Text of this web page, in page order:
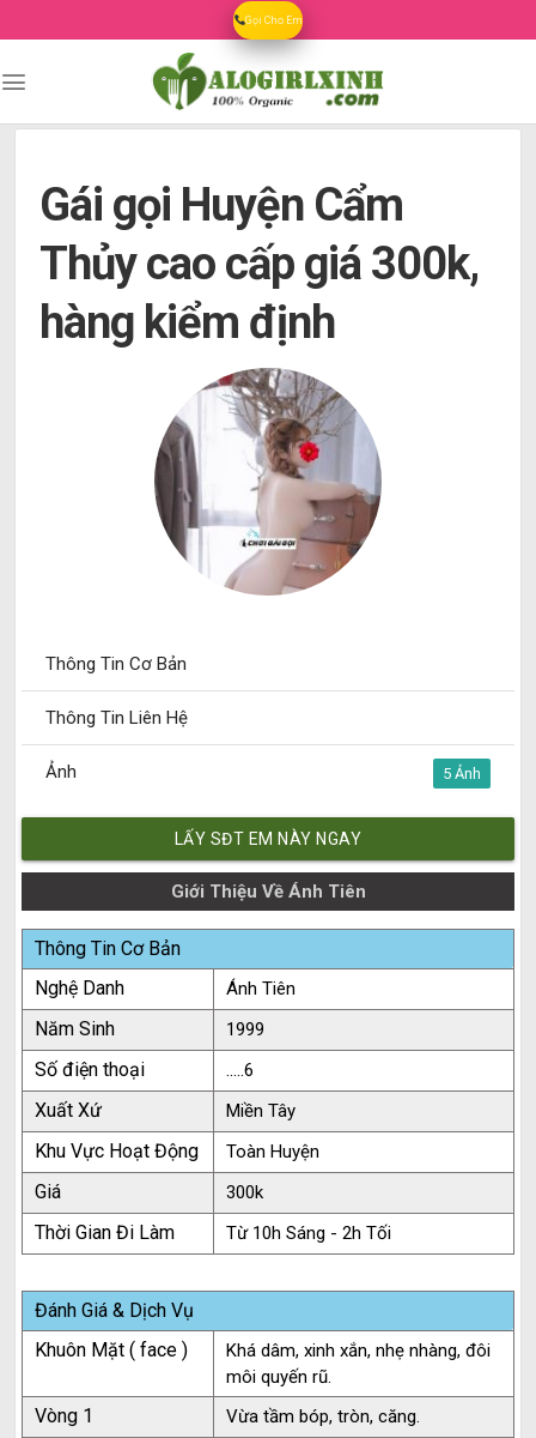
to
Gọi Cho Em
Gái gọi Huyện Cẩm
Thủy cao cấp giá 300k,
hàng kiểm định
Thông Tin Cơ Bản
Thông Tin Liên Hệ
5
Ảnh
LẤY SĐT EM NÀY NGAY
Giới Thiệu Về Ánh Tiên
Thông Tin Cơ Bản
Nghệ Danh
Ánh Tiên
Năm Sinh 1999
Số điện thoại .....6
Xuất Xứ Miền Tây
Khu Vực Hoạt Động Toàn Huyện
Giá 300k
Thời Gian Đi Làm Từ 10h Sáng - 2h Tối
Đánh Giá & Dịch Vụ
Khuôn Mặt ( face )
Khá dâm, xinh xắn, nhẹ nhàng, đôi
môi quyến rũ.
Vòng 1 Vừa tầm bóp, tròn, căng.